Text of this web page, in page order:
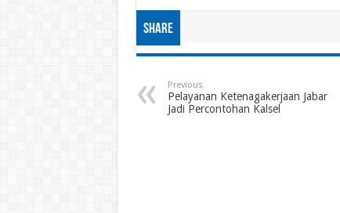
Share
Previous
Pelayanan Ketenagakerjaan Jabar
Jadi Percontohan Kalsel